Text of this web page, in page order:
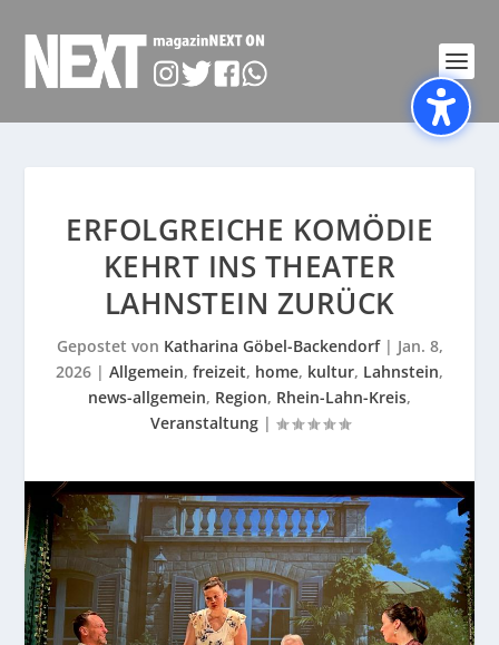
ERFOLGREICHE KOMÖDIE
KEHRT INS THEATER
LAHNSTEIN ZURÜCK
Gepostet von Katharina Göbel-Backendorf| Jan. 8,
2026 | Allgemein, freizeit, home, kultur, Lahnstein,
news-allgemein, Region, Rhein-Lahn-Kreis,
Veranstaltung|